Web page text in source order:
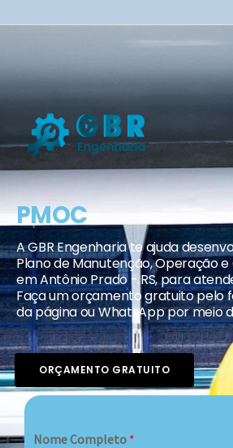
PMOC
A GBR Engenharia te ajuda
Plano de Manutenção, Operação
em Antônio Prado - RS, para
Faça um orçamento gratuito pelo
da página ou WhatsApp por meio
ORÇAMENTO GRATUITO
Nome Completo *